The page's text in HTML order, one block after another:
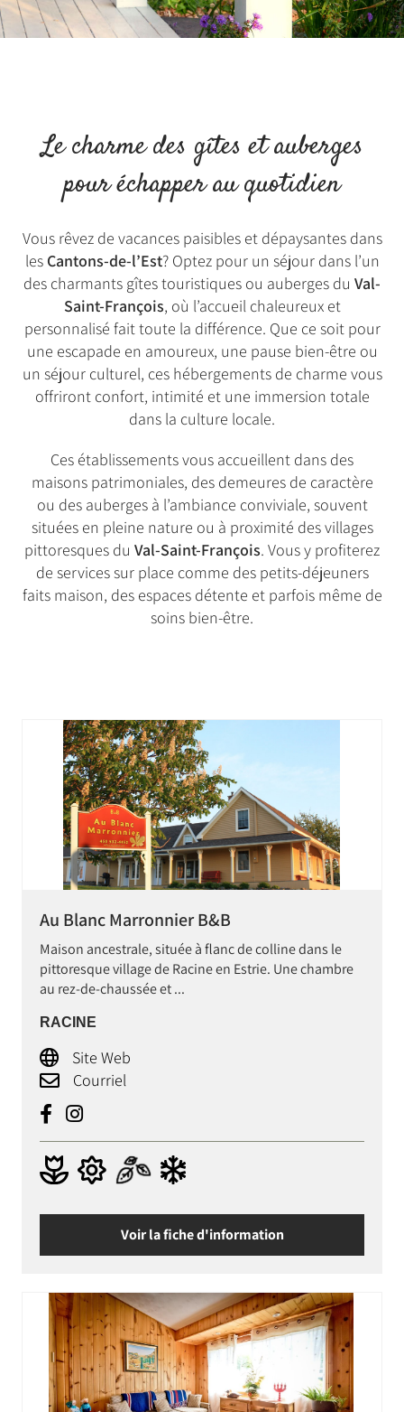
Le charme des gîtes et auberges
pour échapper au quotidien
Vous rêvez de vacances paisibles et dépaysantes dans
les Cantons-de-l’Est? Optez pour un séjour dans l’un
des charmants gîtes touristiques ou auberges du Val-
Saint-François, où l’accueil chaleureux et
personnalisé fait toute la différence. Que ce soit pour
une escapade en amoureux, une pause bien-être ou
un séjour culturel, ces hébergements de charme vous
offriront confort, intimité et une immersion totale
dans la culture locale.
Ces établissements vous accueillent dans des
maisons patrimoniales, des demeures de caractère
ou des auberges à l’ambiance conviviale, souvent
situées en pleine nature ou à proximité des villages
pittoresques du Val-Saint-François. Vous y profiterez
de services sur place comme des petits-déjeuners
faits maison, des espaces détente et parfois même de
soins bien-être.
Au Blanc Marronnier B&B
Maison ancestrale, située à flanc de colline dans le
pittoresque village de Racine en Estrie. Une chambre
au rez-de-chaussée et ...
RACINE
Site Web
Courriel
Voir la fiche d'information